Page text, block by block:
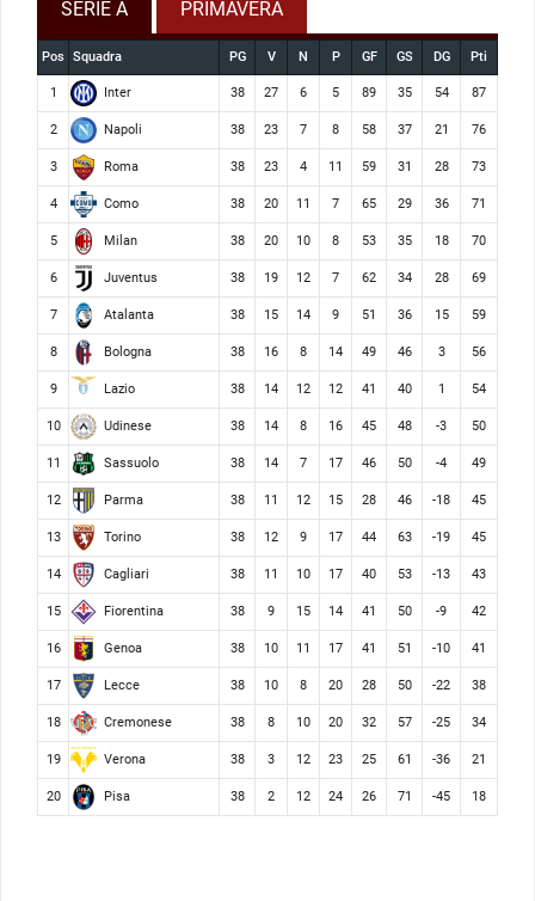
SERIE A PRIMAVERA
Pos Squadra PG V N P GF GS DG Pti
1 Inter 38 27 6 5 89 35 54 87
2 Napoli 38 23 7 8 58 37 21 76
3 Roma 38 23 4 11 59 31 28 73
4 Como 38 20 11 7 65 29 36 71
5 Milan 38 20 10 8 53 35 18 70
6 Juventus 38 19 12 7 62 34 28 69
7 Atalanta 38 15 14 9 51 36 15 59
8 Bologna 38 16 8 14 49 46 3 56
9 Lazio 38 14 12 12 41 40 1 54
10 Udinese 38 14 8 16 45 48 -3 50
11 Sassuolo 38 14 7 17 46 50 -4 49
12 Parma 38 11 12 15 28 46 -18 45
13 Torino 38 12 9 17 44 63 -19 45
14 Cagliari 38 11 10 17 40 53 -13 43
15 Fiorentina 38 9 15 14 41 50 -9 42
16 Genoa 38 10 11 17 41 51 -10 41
17 Lecce 38 10 8 20 28 50 -22 38
18 Cremonese 38 8 10 20 32 57 -25 34
19 Verona 38 3 12 23 25 61 -36 21
20 Pisa 38 2 12 24 26 71 -45 18